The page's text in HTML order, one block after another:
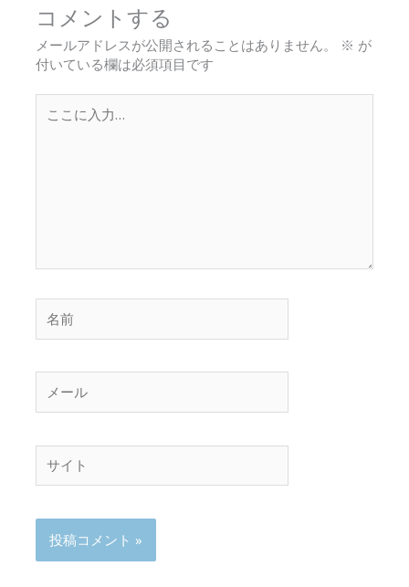
コメントする
メールアドレスが公開されることはありません。 ※ が
付いている欄は必須項目です
こ
前
ー
ル
ト